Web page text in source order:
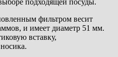
фильтром весит
и имеет диаметр 51 мм.
вставку,